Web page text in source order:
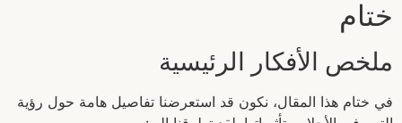
ختام
ملخص الأفكار الرئيسية
في ختام هذا المقال، نكون قد استعرضنا تفاصيل هامة حول رؤية